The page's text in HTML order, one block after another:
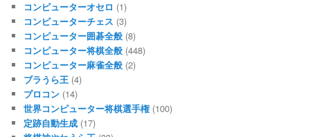
コンピューターオセロ (1)
コンピューターチェス (3)
コンピューター囲碁全般 (8)
コンピューター将棋全般 (448)
コンピューター麻雀全般 (2)
ブラうら王 (4)
プロコン (14)
世界コンピューター将棋選手権(100)
定跡自動生成 (17)